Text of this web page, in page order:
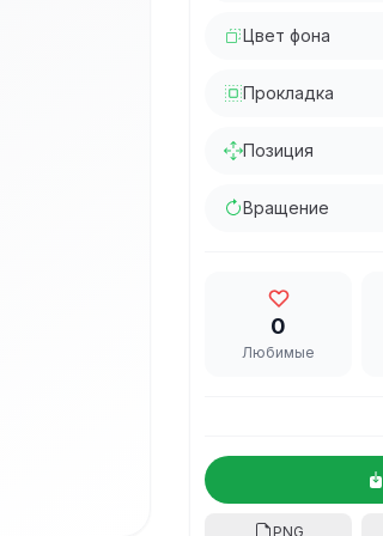
Цвет фона
Прокладка
Позиция
Вращение
0
Любимые
PNG